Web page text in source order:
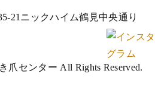
21ニックハイム鶴見中央通り
爪センター All Rights Reserved.